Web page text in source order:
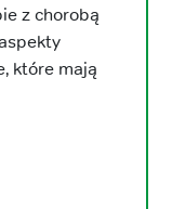
z chorobą
które mają